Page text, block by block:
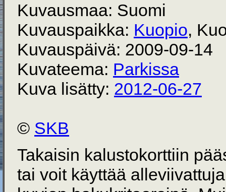
Kuvausmaa: Suomi
Kuvauspaikka: Kuopio,
Kuvauspäivä: 2009-09-14
Kuvateema: Parkissa
Kuva lisätty: 2012-06-27
© SKB
Takaisin kalustokorttiin
tai voit käyttää